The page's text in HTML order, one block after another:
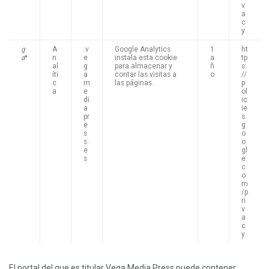
v
a
c
y
g
a*
A
n
al
íti
c
a
.v
e
g
a
m
e
di
a
pr
e
s
s.
e
s
Google Analytics
instala esta cookie
para almacenar y
contar las visitas a
las páginas.
1
a
ñ
o
ht
tp
s:
//
p
ol
ic
ie
s.
g
o
o
gl
e.
c
o
m
/p
ri
v
a
c
y